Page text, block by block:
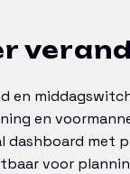
en
en
dashboard met
voor